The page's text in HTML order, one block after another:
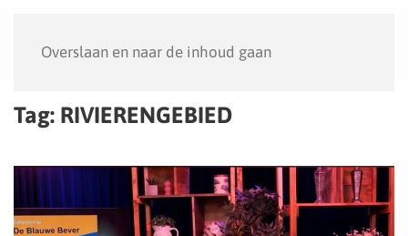
Overslaan en naar de inhoud gaan
Tag: RIVIERENGEBIED